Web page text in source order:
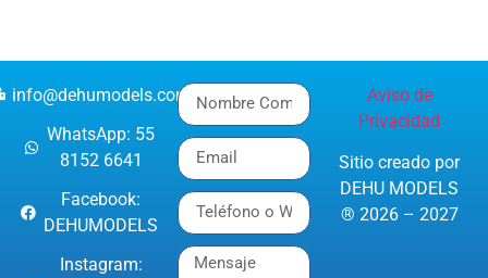
info@dehumodels.com
WhatsApp: 55
8152 6641
Facebook:
DEHUMODELS
Instagram:
Aviso de
Privacidad
Sitio creado por
DEHU MODELS
® 2026 – 2027